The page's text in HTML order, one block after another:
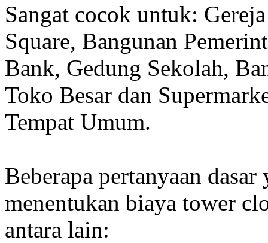
Sangat cocok untuk:
Square, Bangunan
Bank, Gedung Sekolah,
Toko Besar dan
Tempat Umum.
Beberapa pertanyaan
menentukan biaya tower
antara lain: